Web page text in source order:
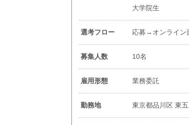
大学院生
選考フロー 応募→オンライ
募集人数 10名
雇用形態 業務委託
勤務地 東京都品川区 東